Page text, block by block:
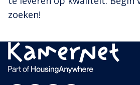
zoeken!